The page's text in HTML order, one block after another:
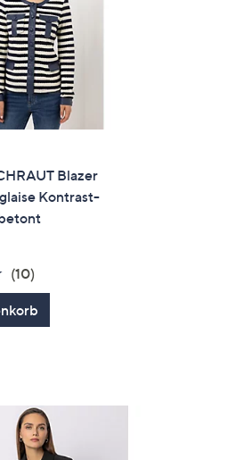
Blazer
Kontrast-
4.2
von
5
(10)
Bewertungen